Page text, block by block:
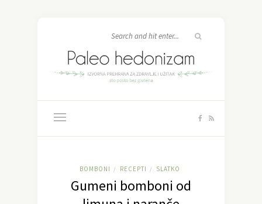
BOMBONI / RECEPTI / SLATKO
Gumeni bomboni od